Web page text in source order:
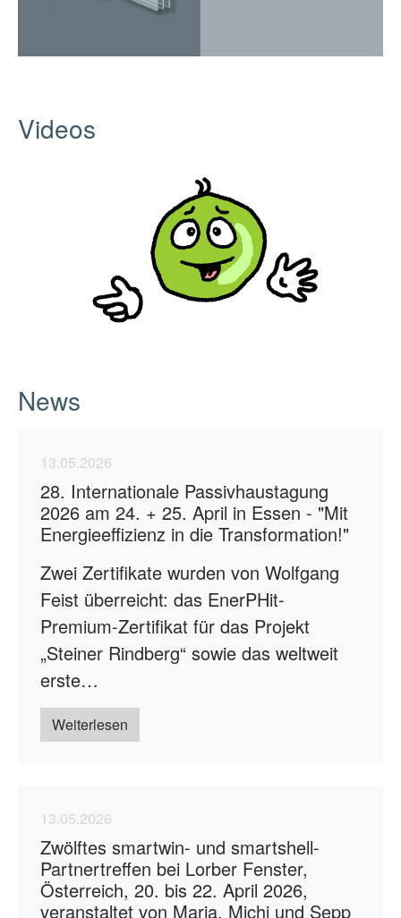
Videos
News
13.05.2026
28. Internationale Passivhaustagung
2026 am 24. + 25. April in Essen - "Mit
Energieeffizienz in die Transformation!"
Zwei Zertifikate wurden von Wolfgang
Feist überreicht: das EnerPHit-
Premium-Zertifikat für das Projekt
„Steiner Rindberg“ sowie das weltweit
erste…
Weiterlesen
13.05.2026
Zwölftes smartwin- und smartshell-
Partnertreffen bei Lorber Fenster,
Österreich, 20. bis 22. April 2026,
veranstaltet von Maria, Michi und Sepp